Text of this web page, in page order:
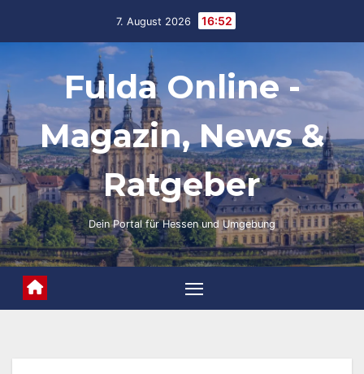
7. August 2026 16:52
Fulda Online -
Magazin, News &
Ratgeber
Dein Portal für Hessen und Umgebung